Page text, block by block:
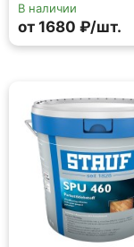
В наличии
от 1680 ₽/шт.